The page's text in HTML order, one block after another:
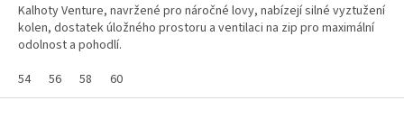
Kalhoty Venture, navržené pro náročné lovy, nabízejí silné vyztužení
kolen, dostatek úložného prostoru a ventilaci na zip pro maximální
odolnost a pohodlí.
54
56 58 60